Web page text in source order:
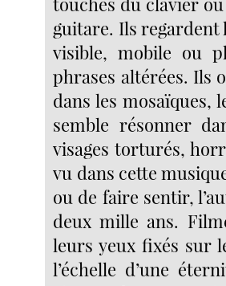
guitare. Ils regardent
visible, mobile ou
phrases altérées. Ils
dans les mosaïques,
semble résonner
visages torturés,
vu dans cette
ou de faire sentir,
deux mille ans.
leurs yeux fixés sur
l’échelle d’une